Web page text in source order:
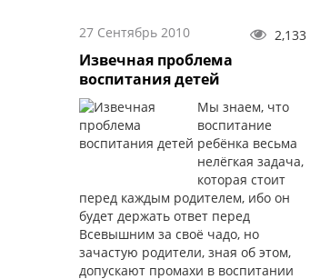
27 Сентябрь 2010 2,133
Извечная проблема
воспитания детей
Мы знаем, что
воспитание
ребёнка весьма
нелёгкая задача,
которая стоит
перед каждым родителем, ибо он
будет держать ответ перед
Всевышним за своё чадо, но
зачастую родители, зная об этом,
допускают промахи в воспитании